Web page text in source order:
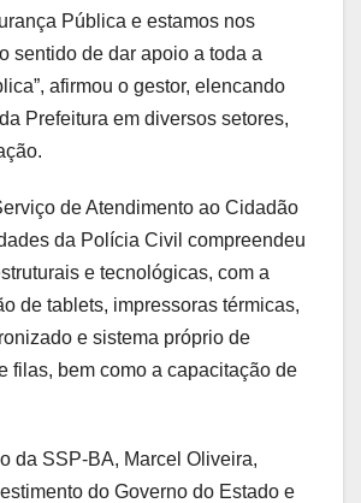
Pública e estamos nos
sentido de dar apoio a toda a
afirmou o gestor, elencando
Prefeitura em diversos setores,
de Atendimento ao Cidadão
da Polícia Civil compreendeu
e tecnológicas, com a
de tablets, impressoras térmicas,
e sistema próprio de
filas, bem como a capacitação de
da SSP-BA, Marcel Oliveira,
do Governo do Estado e